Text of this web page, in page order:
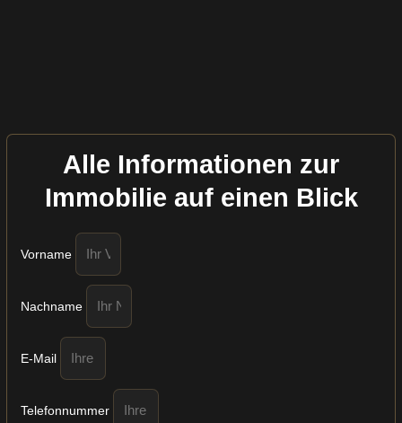
Alle Informationen zur
Immobilie auf einen Blick
Vorname
Nachname
E-Mail
Telefonnummer